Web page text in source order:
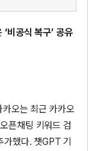
비공식 복구’ 공유
오는 최근 카카오
픈채팅 키워드 검
했다. 챗GPT 기